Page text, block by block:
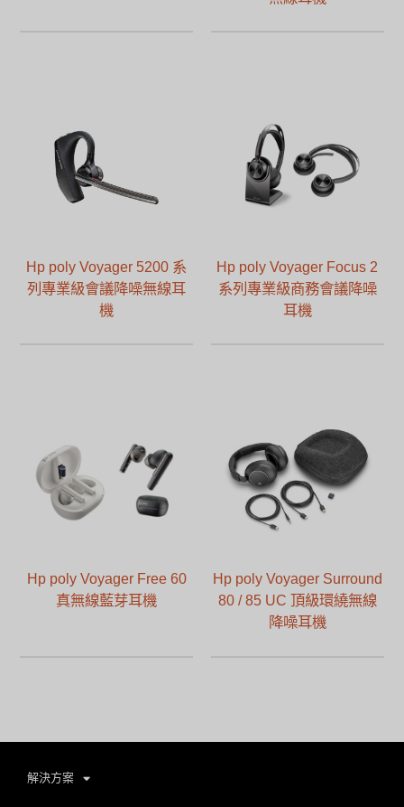
Hp poly Voyager 5200 系
列專業級會議降噪無線耳
機
Hp poly Voyager Focus 2
系列專業級商務會議降噪
耳機
Hp poly Voyager Free 60
真無線藍芽耳機
Hp poly Voyager Surround
80 / 85 UC 頂級環繞無線
降噪耳機
解決方案